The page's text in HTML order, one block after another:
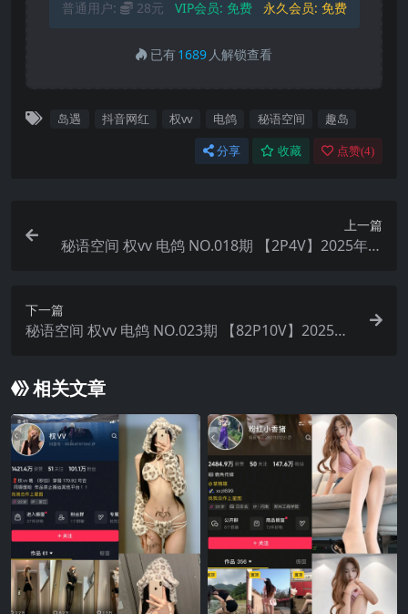
普通用户: 28元 VIP会员: 免费 永久会员: 免费
已有1689 人解锁查看
岛遇 抖音网红 权vv 电鸽 秘语空间 趣岛
分享 收藏 点赞(4)
上一篇
秘语空间 权vv 电鸽 NO.018期 【2P4V】2025年最
下一篇
秘语空间 权vv 电鸽 NO.023期 【82P10V】2025年
相关文章